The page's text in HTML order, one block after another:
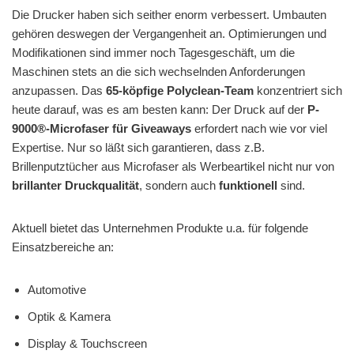
Die Drucker haben sich seither enorm verbessert. Umbauten
gehören deswegen der Vergangenheit an. Optimierungen und
Modifikationen sind immer noch Tagesgeschäft, um die
Maschinen stets an die sich wechselnden Anforderungen
anzupassen. Das 65-köpfige Polyclean-Team konzentriert sich
heute darauf, was es am besten kann: Der Druck auf der P-
9000®-Microfaser für Giveaways erfordert nach wie vor viel
Expertise. Nur so läßt sich garantieren, dass z.B.
Brillenputztücher aus Microfaser als Werbeartikel nicht nur von
brillanter Druckqualität, sondern auch funktionell sind.
Aktuell bietet das Unternehmen Produkte u.a. für folgende
Einsatzbereiche an:
Automotive
Optik & Kamera
Display & Touchscreen